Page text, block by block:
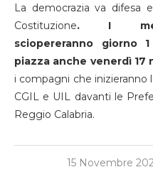
La democrazia va difesa
Costituzione. I
sciopereranno giorno
piazza anche venerdì 17
i compagni che inizieranno
CGIL e UIL davanti le
Reggio Calabria.
15 Novembre